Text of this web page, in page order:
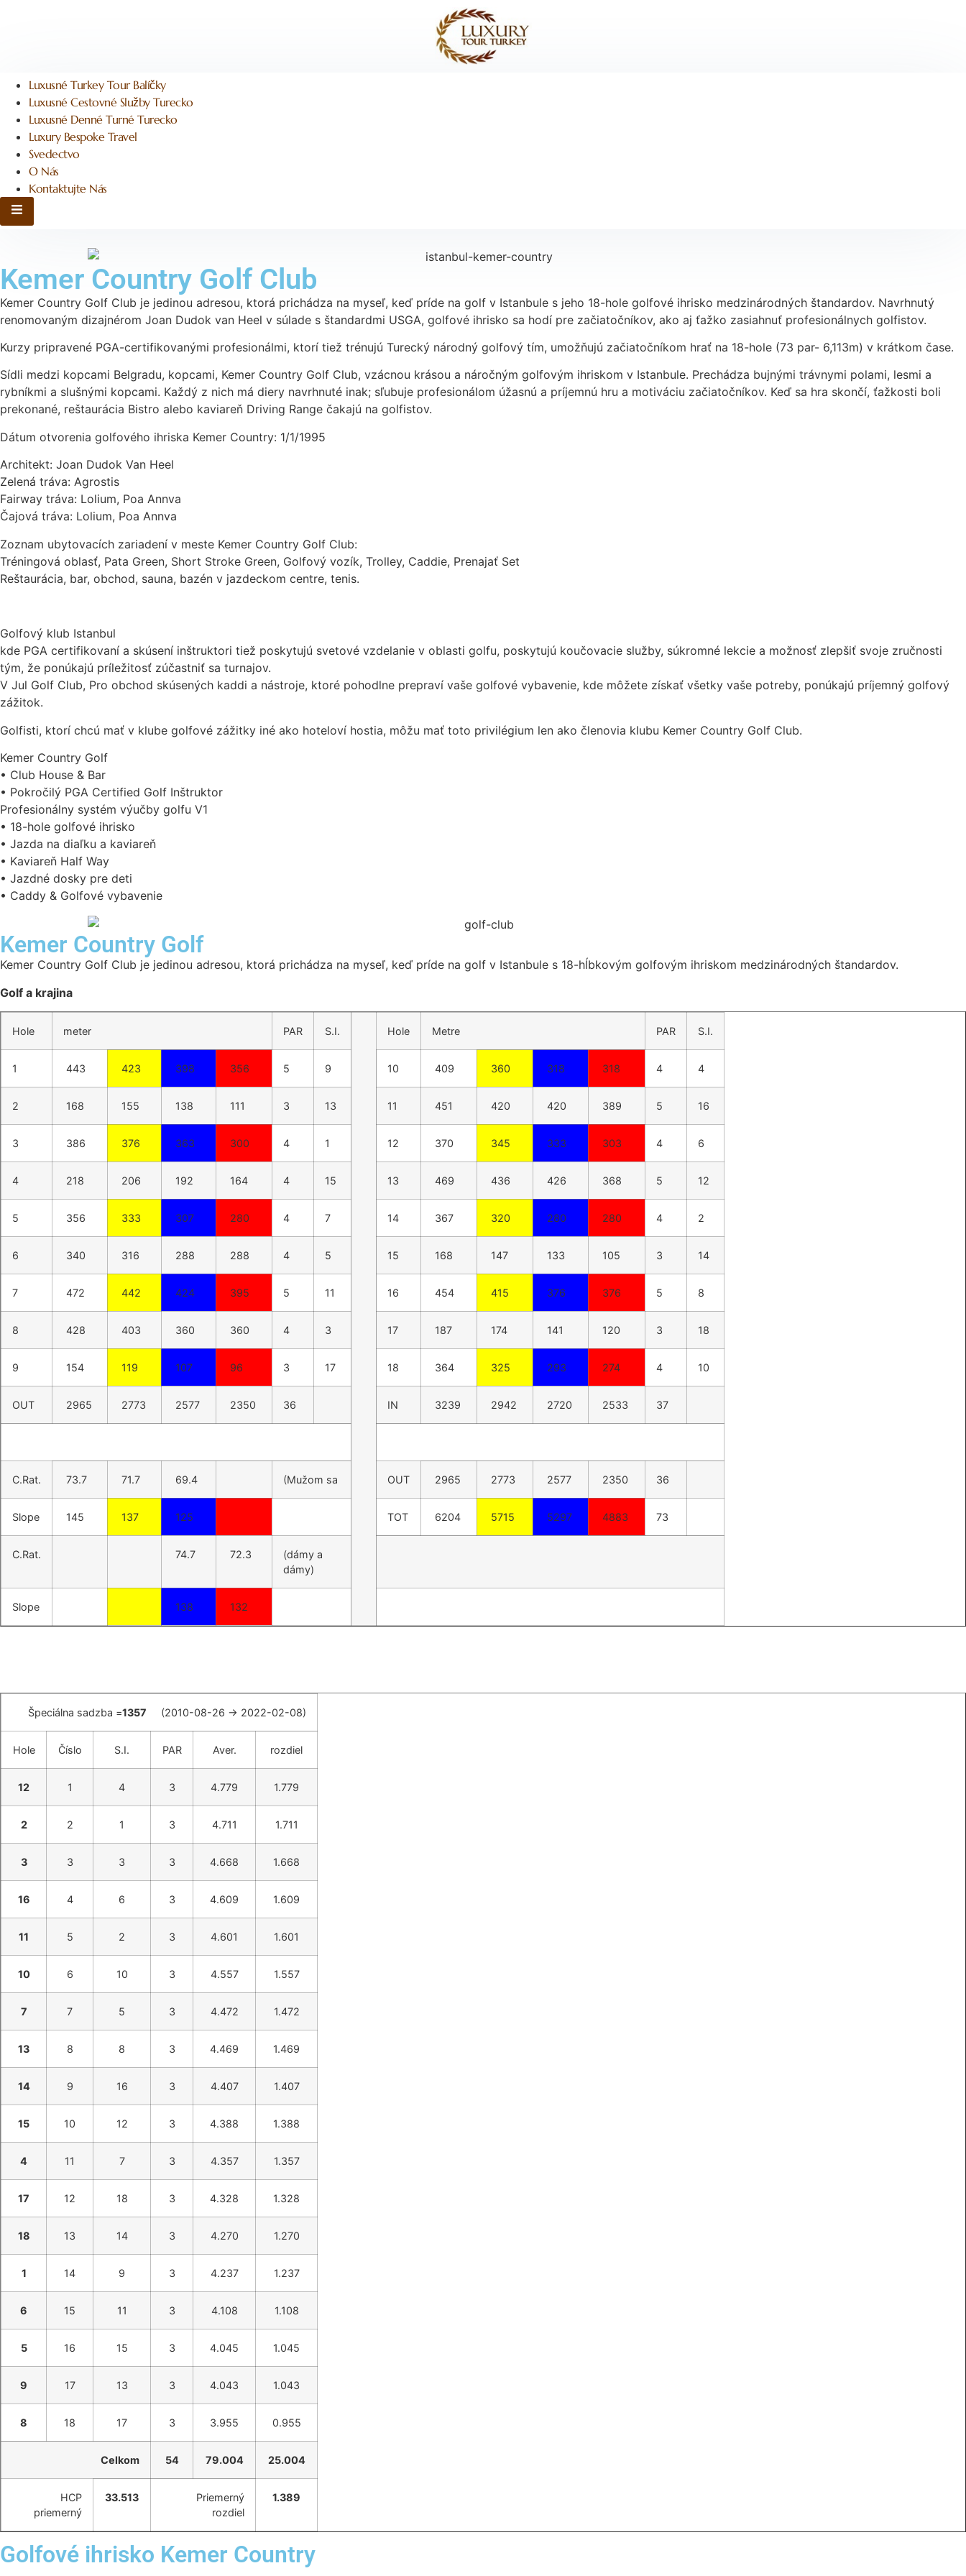
Luxusné Turkey Tour Balíčky
Luxusné Cestovné Služby Turecko
Luxusné Denné Turné Turecko
Luxury Bespoke Travel
Svedectvo
O Nás
Kontaktujte Nás
Hamburger Toggle Menu Zobraziť
Kemer Country Golf Club
Kemer Country Golf Club je jedinou adresou, ktorá prichádza na myseľ, keď príde na golf v Istanbule s jeho 18-hole golfové ihrisko medzinárodných štandardov. Navrhnutý
renomovaným dizajnérom Joan Dudok van Heel v súlade s štandardmi USGA, golfové ihrisko sa hodí pre začiatočníkov, ako aj ťažko zasiahnuť profesionálnych golfistov.
Kurzy pripravené PGA-certifikovanými profesionálmi, ktorí tiež trénujú Turecký národný golfový tím, umožňujú začiatočníkom hrať na 18-hole (73 par- 6,113m) v krátkom čase.
Sídli medzi kopcami Belgradu, kopcami, Kemer Country Golf Club, vzácnou krásou a náročným golfovým ihriskom v Istanbule. Prechádza bujnými trávnymi polami, lesmi a
rybníkmi a slušnými kopcami. Každý z nich má diery navrhnuté inak; sľubuje profesionálom úžasnú a príjemnú hru a motiváciu začiatočníkov. Keď sa hra skončí, ťažkosti boli
prekonané, reštaurácia Bistro alebo kaviareň Driving Range čakajú na golfistov.
Dátum otvorenia golfového ihriska Kemer Country: 1/1/1995
Architekt: Joan Dudok Van Heel
Zelená tráva: Agrostis
Fairway tráva: Lolium, Poa Annva
Čajová tráva: Lolium, Poa Annva
Zoznam ubytovacích zariadení v meste Kemer Country Golf Club:
Tréningová oblasť, Pata Green, Short Stroke Green, Golfový vozík, Trolley, Caddie, Prenajať Set
Reštaurácia, bar, obchod, sauna, bazén v jazdeckom centre, tenis.
Golfový klub Istanbul
kde PGA certifikovaní a skúsení inštruktori tiež poskytujú svetové vzdelanie v oblasti golfu, poskytujú koučovacie služby, súkromné lekcie a možnosť zlepšiť svoje zručnosti
tým, že ponúkajú príležitosť zúčastniť sa turnajov.
V Jul Golf Club, Pro obchod skúsených kaddi a nástroje, ktoré pohodlne prepraví vaše golfové vybavenie, kde môžete získať všetky vaše potreby, ponúkajú príjemný golfový
zážitok.
Golfisti, ktorí chcú mať v klube golfové zážitky iné ako hoteloví hostia, môžu mať toto privilégium len ako členovia klubu Kemer Country Golf Club.
Kemer Country Golf
• Club House & Bar
• Pokročilý PGA Certified Golf Inštruktor
Profesionálny systém výučby golfu V1
• 18-hole golfové ihrisko
• Jazda na diaľku a kaviareň
• Kaviareň Half Way
• Jazdné dosky pre deti
• Caddy & Golfové vybavenie
Kemer Country Golf
Kemer Country Golf Club je jedinou adresou, ktorá prichádza na myseľ, keď príde na golf v Istanbule s 18-hĺbkovým golfovým ihriskom medzinárodných štandardov.
Golf a krajina
Hole meter PAR S.I. Hole Metre PAR S.I.
1 443 423 398 356 5 9 10 409 360 318 318 4 4
2 168 155 138 111 3 13 11 451 420 420 389 5 16
3 386 376 363 300 4 1 12 370 345 333 303 4 6
4 218 206 192 164 4 15 13 469 436 426 368 5 12
5 356 333 307 280 4 7 14 367 320 280 280 4 2
6 340 316 288 288 4 5 15 168 147 133 105 3 14
7 472 442 424 395 5 11 16 454 415 376 376 5 8
8 428 403 360 360 4 3 17 187 174 141 120 3 18
9 154 119 107 96 3 17 18 364 325 293 274 4 10
OUT 2965 2773 2577 2350 36 IN 3239 2942 2720 2533 37
C.Rat. 73.7 71.7 69.4 (Mužom sa OUT 2965 2773 2577 2350 36
Slope 145 137 125 TOT 6204 5715 5297 4883 73
C.Rat. 74.7 72.3
(dámy a
dámy)
Slope 138 132
Špeciálna sadzba =1357 (2010-08-26 -> 2022-02-08)
Hole Číslo S.I. PAR Aver. rozdiel
12 1 4 3 4.779 1.779
2 2 1 3 4.711 1.711
3 3 3 3 4.668 1.668
16 4 6 3 4.609 1.609
11 5 2 3 4.601 1.601
10 6 10 3 4.557 1.557
7 7 5 3 4.472 1.472
13 8 8 3 4.469 1.469
14 9 16 3 4.407 1.407
15 10 12 3 4.388 1.388
4 11 7 3 4.357 1.357
17 12 18 3 4.328 1.328
18 13 14 3 4.270 1.270
1 14 9 3 4.237 1.237
6 15 11 3 4.108 1.108
5 16 15 3 4.045 1.045
9 17 13 3 4.043 1.043
8 18 17 3 3.955 0.955
Celkom 54 79.004 25.004
HCP
priemerný
33.513
Priemerný
rozdiel
1.389
Golfové ihrisko Kemer Country